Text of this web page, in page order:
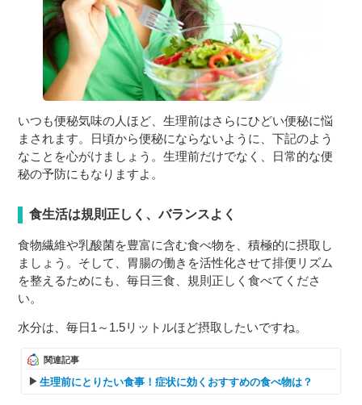
いつも便秘気味の人ほど、生理前はさらにひどい便秘に悩
まされます。日頃から便秘にならないように、下記のよう
なことを心がけましょう。生理前だけでなく、日常的な便
秘の予防にもなりますよ。
食生活は規則正しく、バランスよく
食物繊維や乳酸菌を豊富に含む食べ物を、積極的に摂取し
ましょう。そして、胃腸の働きを活性化させて排便リズム
を整えるためにも、毎日三食、規則正しく食べてくださ
い。
水分は、毎日1～1.5リットルほど摂取したいですね。
関連記事
生理前にとりたい食事！症状に効くおすすめの食べ物は？